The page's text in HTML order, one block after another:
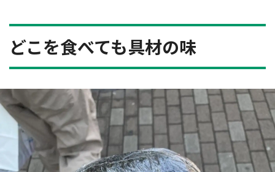
どこを食べても具材の味